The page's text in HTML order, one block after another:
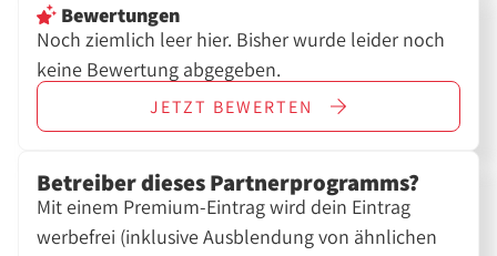
Bewertungen
Noch ziemlich leer hier. Bisher wurde leider noch
keine Bewertung abgegeben.
JETZT BEWERTEN
Betreiber dieses Partnerprogramms?
Mit einem Premium-Eintrag wird dein Eintrag
werbefrei (inklusive Ausblendung von ähnlichen